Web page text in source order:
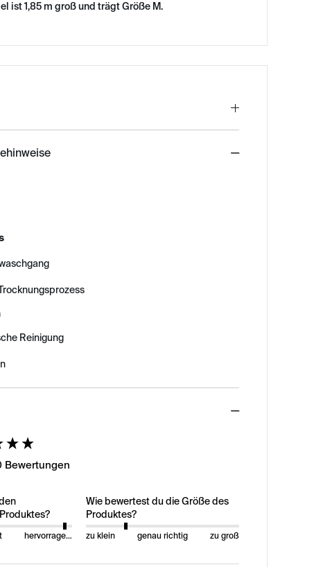
ist 1,85 m groß und trägt Größe M.
Reinigung
Bewertungen
hervorragend
Wie bewertest du die Größe des
Produktes?
zu klein genau richtig zu groß